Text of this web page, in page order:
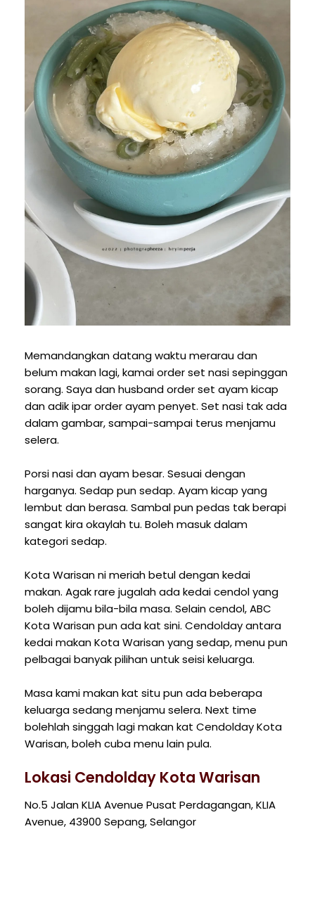
Memandangkan datang waktu merarau dan
belum makan lagi, kamai order set nasi sepinggan
sorang. Saya dan husband order set ayam kicap
dan adik ipar order ayam penyet. Set nasi tak ada
dalam gambar, sampai-sampai terus menjamu
selera.
Porsi nasi dan ayam besar. Sesuai dengan
harganya. Sedap pun sedap. Ayam kicap yang
lembut dan berasa. Sambal pun pedas tak berapi
sangat kira okaylah tu. Boleh masuk dalam
kategori sedap.
Kota Warisan ni meriah betul dengan kedai
makan. Agak rare jugalah ada kedai cendol yang
boleh dijamu bila-bila masa. Selain cendol, ABC
Kota Warisan pun ada kat sini. Cendolday antara
kedai makan Kota Warisan yang sedap, menu pun
pelbagai banyak pilihan untuk seisi keluarga.
Masa kami makan kat situ pun ada beberapa
keluarga sedang menjamu selera. Next time
bolehlah singgah lagi makan kat Cendolday Kota
Warisan, boleh cuba menu lain pula.
Lokasi Cendolday Kota Warisan
No.5 Jalan KLIA Avenue Pusat Perdagangan, KLIA
Avenue, 43900 Sepang, Selangor